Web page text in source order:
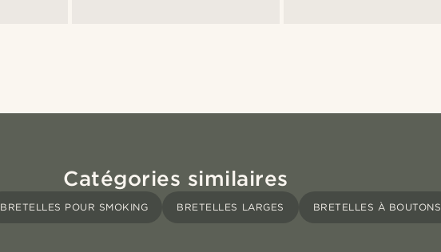
Catégories similaires
BRETELLES POUR SMOKING BRETELLES LARGES BRETELLES À BOUTONS